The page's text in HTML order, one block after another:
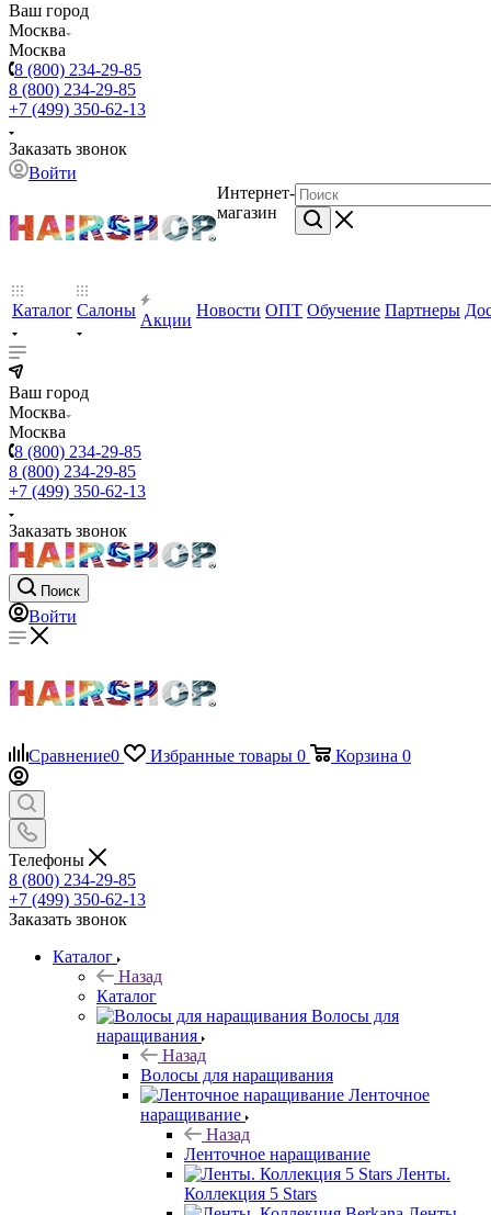
Ваш город
Москва
Москва
8 (800) 234-29-85
8 (800) 234-29-85
+7 (499) 350-62-13
Заказать звонок
Войти
Интернет-
магазин
Каталог Салоны
Акции
Новости ОПТ Обучение Партнеры
Ваш город
Москва
Москва
8 (800) 234-29-85
8 (800) 234-29-85
+7 (499) 350-62-13
Заказать звонок
Поиск
Войти
Сравнение0 Избранные товары 0 Корзина 0
Телефоны
8 (800) 234-29-85
+7 (499) 350-62-13
Заказать звонок
Каталог
Назад
Каталог
Волосы для
наращивания
Назад
Волосы для наращивания
Ленточное
наращивание
Назад
Ленточное наращивание
Ленты.
Коллекция 5 Stars